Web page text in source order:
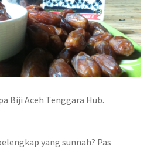
Biji Aceh Tenggara Hub.
yang sunnah? Pas